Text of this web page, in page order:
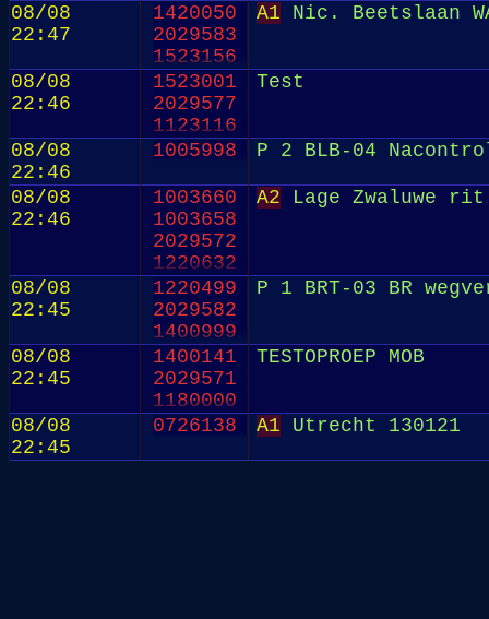
08/08
22:47
1420050
2029583
1523156
A1 Nic. Beetslaan
08/08
22:46
1523001
2029577
1123116
Test
08/08
22:46
1005998 P 2 BLB-04
08/08
22:46
1003660
1003658
2029572
1220632
A2 Lage Zwaluwe
08/08
22:45
1220499
2029582
1400999
P 1 BRT-03 BR
08/08
22:45
1400141
2029571
1180000
TESTOPROEP MOB
08/08
22:45
0726138 A1 Utrecht 130121